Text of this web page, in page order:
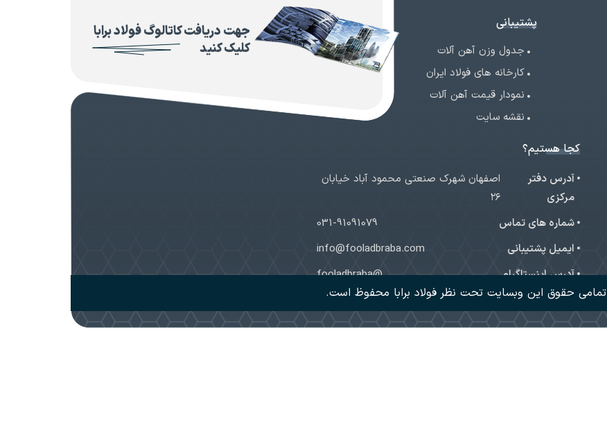
جهت دریافت کاتالوگ فولاد برابا
کلیک کنید
پشتیبانی
جدول وزن آهن آلات
کارخانه های فولاد ایران
نمودار قیمت آهن آلات
نقشه سایت
کجا هستیم؟
آدرس دفتر
مرکزی
اصفهان شهرک صنعتی محمود آباد خیابان
۲۶
شماره های تماس
031-91091079
ایمیل پشتیبانی
info@fooladbraba.com
آدرس اینستاگرام
@fooladbraba
تمامی حقوق این وبسایت تحت نظر فولاد برابا محفوظ است.